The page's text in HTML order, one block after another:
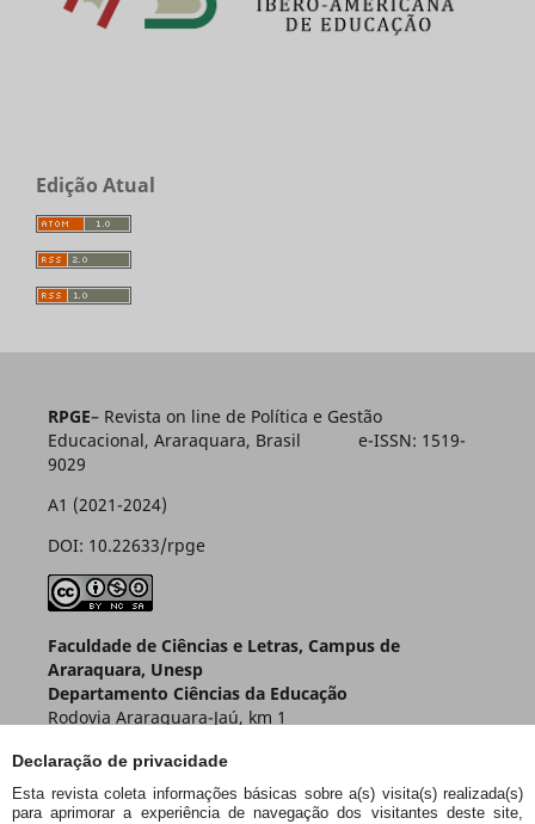
Declaração de privacidade
Esta revista coleta informações básicas sobre a(s) visita(s) realizada(s)
para aprimorar a experiência de navegação dos visitantes deste site,
Edição Atual
RPGE– Revista on line de Política e Gestão
Educacional, Araraquara, Brasil e-ISSN: 1519-
9029
A1 (2021-2024)
DOI: 10.22633/rpge
Faculdade de Ciências e Letras, Campus de
Araraquara, Unesp
Departamento Ciências da Educação
Rodovia Araraquara-Jaú, km 1
Araraquara – SP – Brasil